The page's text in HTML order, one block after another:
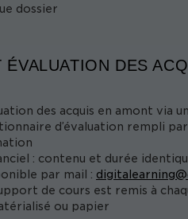
dossier
ÉVALUATION DES
des acquis en amont via
d’évaluation rempli
: contenu et durée
par mail :
de cours est remis à
ou papier